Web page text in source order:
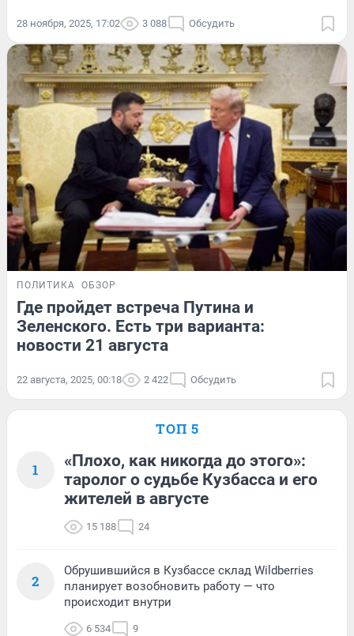
28 ноября, 2025, 17:02 3 088 Обсудить
ПОЛИТИКА ОБЗОР
Где пройдет встреча Путина и
Зеленского. Есть три варианта:
новости 21 августа
22 августа, 2025, 00:18 2 422 Обсудить
ТОП 5
1
«Плохо, как никогда до этого»:
таролог о судьбе Кузбасса и его
жителей в августе
15 188 24
2
Обрушившийся в Кузбассе склад Wildberries
планирует возобновить работу — что
происходит внутри
6 534 9